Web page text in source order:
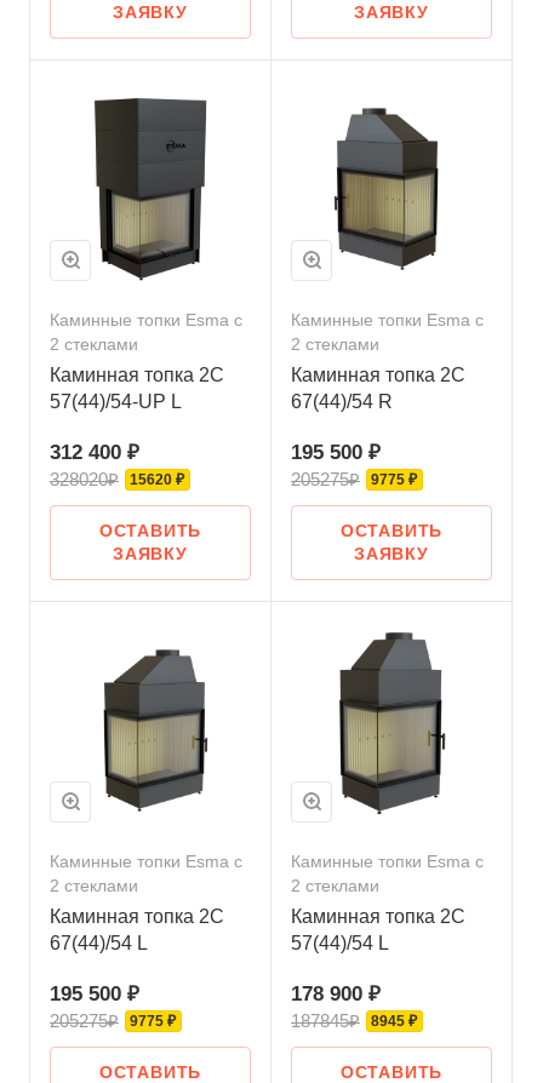
ЗАЯВКУ
ЗАЯВКУ
Каминные топки Esma с
2 стеклами
Каминная топка 2С
57(44)/54-UP L
312 400 ₽
328020₽ 15620 ₽
ОСТАВИТЬ
ЗАЯВКУ
Каминные топки Esma с
2 стеклами
Каминная топка 2С
67(44)/54 R
195 500 ₽
205275₽ 9775 ₽
ОСТАВИТЬ
ЗАЯВКУ
Каминные топки Esma с
2 стеклами
Каминная топка 2С
67(44)/54 L
195 500 ₽
205275₽ 9775 ₽
ОСТАВИТЬ
Каминные топки Esma с
2 стеклами
Каминная топка 2С
57(44)/54 L
178 900 ₽
187845₽ 8945 ₽
ОСТАВИТЬ